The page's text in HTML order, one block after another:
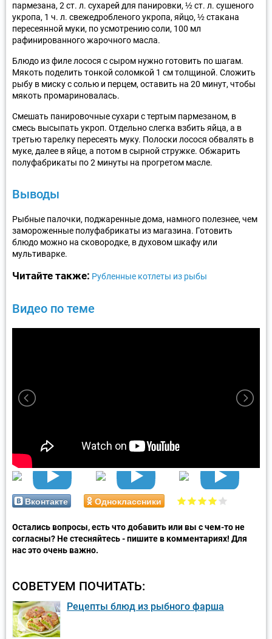
пармезана, 2 ст. л. сухарей для панировки, ½ ст. л. сушеного
укропа, 1 ч. л. свежедробленого укропа, яйцо, ½ стакана
пересеянной муки, по усмотрению соли, 100 мл
рафинированного жарочного масла.
Блюдо из филе лосося с сыром нужно готовить по шагам.
Мякоть поделить тонкой соломкой 1 см толщиной. Сложить
рыбу в миску с солью и перцем, оставить на 20 минут, чтобы
мякоть промариновалась.
Смешать панировочные сухари с тертым пармезаном, в
смесь высыпать укроп. Отдельно слегка взбить яйца, а в
третью тарелку пересеять муку. Полоски лосося обвалять в
муке, далее в яйце, а потом в сырной стружке. Обжарить
полуфабрикаты по 2 минуты на прогретом масле.
Выводы
Рыбные палочки, поджаренные дома, намного полезнее, чем
замороженные полуфабрикаты из магазина. Готовить
блюдо можно на сковородке, в духовом шкафу или
мультиварке.
Читайте также: Рубленные котлеты из рыбы
Видео по теме
Вконтакте Одноклассники
Остались вопросы, есть что добавить или вы с чем-то не
согласны? Не стесняйтесь - пишите в комментариях! Для
нас это очень важно.
СОВЕТУЕМ ПОЧИТАТЬ:
Рецепты блюд из рыбного фарша